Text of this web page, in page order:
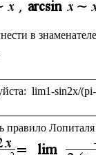
в
правило